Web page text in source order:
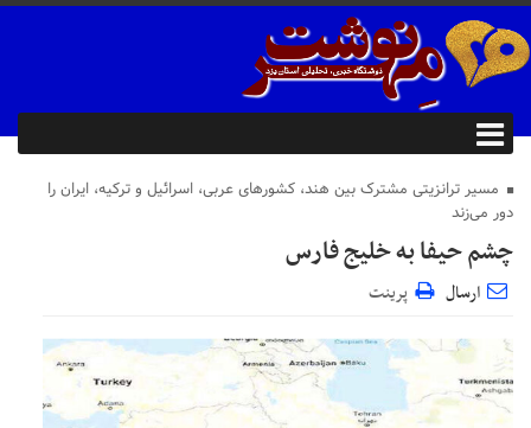
مسیر ترانزیتی مشترک بین هند، کشورهای عربی، اسرائیل و ترکیه، ایران را
دور می‌زند
چشم حیفا به خلیج فارس
ارسال پرینت